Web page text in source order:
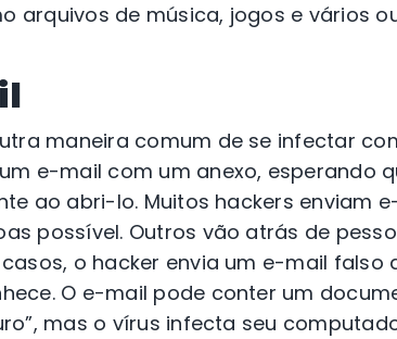
arquivos de música, jogos e vários
maneira comum de se infectar
e-mail com um anexo, esperando
ao abri-lo. Muitos hackers enviam
possível. Outros vão atrás de
o hacker envia um e-mail falso
O e-mail pode conter um
mas o vírus infecta seu